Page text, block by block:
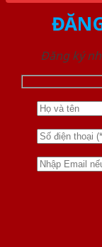
Đăng ký